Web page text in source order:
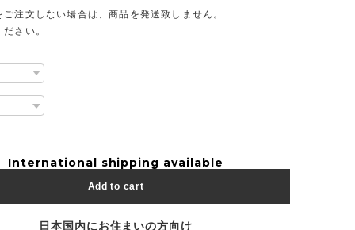
注文しない場合は、商品を発送致しません。
さい。
International shipping available
Add to cart
日本国内にお住まいの方向け